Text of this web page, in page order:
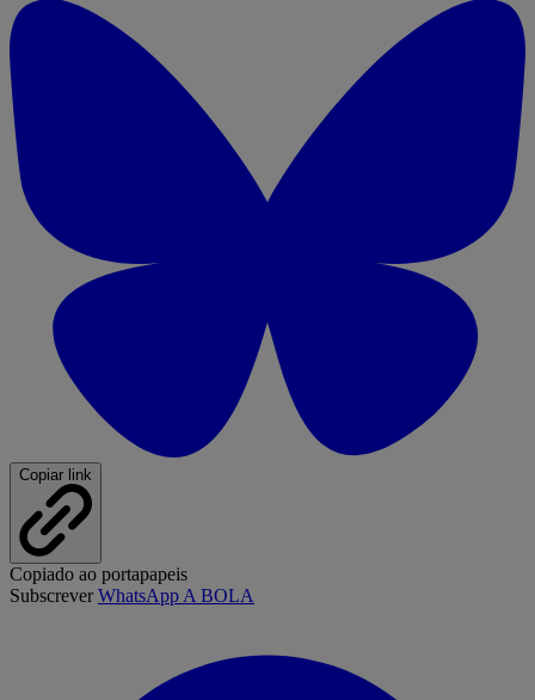
Copiar link
Copiado ao portapapeis
SubscreverWhatsApp A BOLA